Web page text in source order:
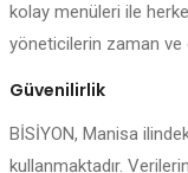
kolay menüleri ile
yöneticilerin zaman ve
Güvenilirlik
BİSİYON, Manisa
kullanmaktadır.